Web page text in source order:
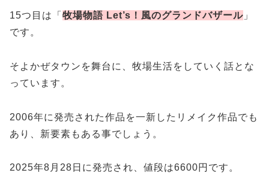
15つ目は「 牧場物語 Let’s！風のグランドバザール 」
です。
そよかぜタウンを舞台に、牧場生活をしていく話とな
っています。
2006年に発売された作品を一新したリメイク作品でも
あり、新要素もある事でしょう。
2025年8月28日に発売され、値段は6600円です。